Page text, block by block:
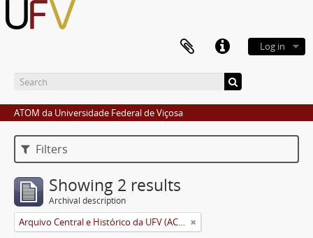
Log in
ATOM da Universidade Federal de Viçosa
Filters
Showing 2 results
Archival description
Arquivo Central e Histórico da UFV (ACH-UFV)